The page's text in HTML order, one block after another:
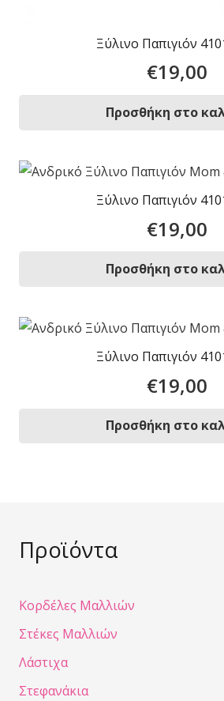
Ξύλινο Παπιγιόν
€19,00
Προσθήκη στο
Ξύλινο Παπιγιόν
€19,00
Προσθήκη στο
Ξύλινο Παπιγιόν
€19,00
Προσθήκη στο
Προϊόντα
Κορδέλες Μαλλιών
Στέκες Μαλλιών
Λάστιχα
Στεφανάκια